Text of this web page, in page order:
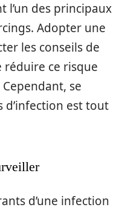
l’un des principaux
Adopter une
les conseils de
ce risque
se
d’infection est tout
d’une infection